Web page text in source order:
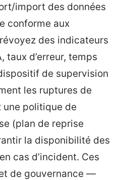
import des données
conforme aux
des indicateurs
taux d’erreur, temps
de supervision
les ruptures de
une politique de
(plan de reprise
la disponibilité des
cas d’incident. Ces
de gouvernance —